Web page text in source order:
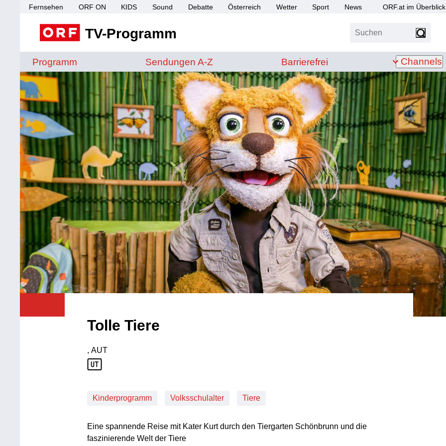
Fernsehen ORF ON KIDS Sound Debatte Österreich Wetter Sport News ORF.at im Überblick
TV-Programm Suchen
Programm Sendungen von A bis Z
Sendungen A-Z Barrierefrei
Barrierefrei Channels
Tolle Tiere
Produktionsland: AUT
, AUT
Kinderprogramm Volksschulalter Tiere
Eine spannende Reise mit Kater Kurt durch den Tiergarten Schönbrunn und die
faszinierende Welt der Tiere